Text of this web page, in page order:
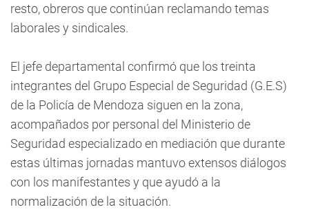
resto, obreros que continúan reclamando temas
laborales y sindicales.
El jefe departamental confirmó que los treinta
integrantes del Grupo Especial de Seguridad (G.E.S)
de la Policía de Mendoza siguen en la zona,
acompañados por personal del Ministerio de
Seguridad especializado en mediación que durante
estas últimas jornadas mantuvo extensos diálogos
con los manifestantes y que ayudó a la
normalización de la situación.